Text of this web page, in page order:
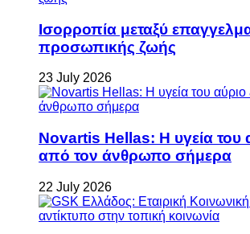
Ισορροπία μεταξύ
προσωπικής ζωής
23 July 2026
Novartis Hellas: Η υγεία του
από τον άνθρωπο σήμερα
22 July 2026